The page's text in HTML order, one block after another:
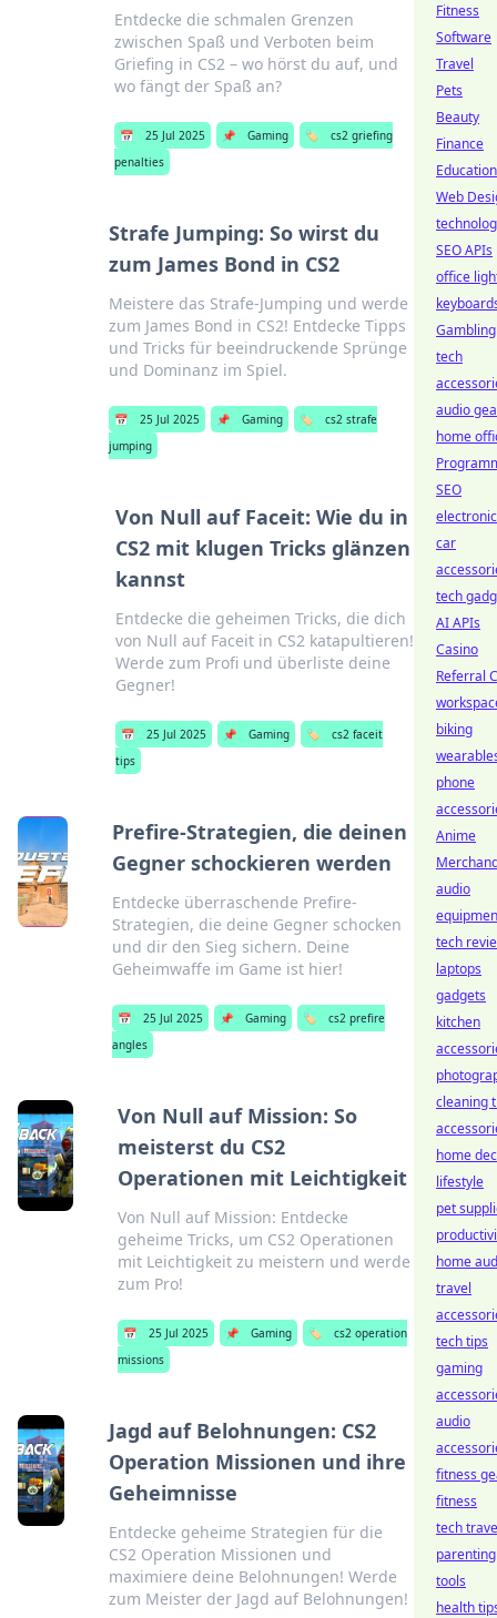
Entdecke die schmalen Grenzen
zwischen Spaß und Verboten beim
Griefing in CS2 – wo hörst du auf, und
wo fängt der Spaß an?
📅 25 Jul 2025 📌 Gaming 🏷️
cs2 griefing
penalties
Strafe Jumping: So wirst du
zum James Bond in CS2
Meistere das Strafe-Jumping und werde
zum James Bond in CS2! Entdecke Tipps
und Tricks für beeindruckende Sprünge
und Dominanz im Spiel.
📅 25 Jul 2025 📌 Gaming 🏷️
cs2 strafe
jumping
Von Null auf Faceit: Wie du in
CS2 mit klugen Tricks glänzen
kannst
Entdecke die geheimen Tricks, die dich
von Null auf Faceit in CS2 katapultieren!
Werde zum Profi und überliste deine
Gegner!
📅 25 Jul 2025 📌 Gaming 🏷️
cs2 faceit
tips
Prefire-Strategien, die deinen
Gegner schockieren werden
Entdecke überraschende Prefire-
Strategien, die deine Gegner schocken
und dir den Sieg sichern. Deine
Geheimwaffe im Game ist hier!
📅 25 Jul 2025 📌 Gaming 🏷️
cs2 prefire
angles
Von Null auf Mission: So
meisterst du CS2
Operationen mit Leichtigkeit
Von Null auf Mission: Entdecke
geheime Tricks, um CS2 Operationen
mit Leichtigkeit zu meistern und werde
zum Pro!
📅 25 Jul 2025 📌 Gaming 🏷️
cs2 operation
missions
Jagd auf Belohnungen: CS2
Operation Missionen und ihre
Geheimnisse
Entdecke geheime Strategien für die
CS2 Operation Missionen und
maximiere deine Belohnungen! Werde
zum Meister der Jagd auf Belohnungen!
Fitness
Software
Travel
Pets
Beauty
Finance
Education
Web
SEO APIs
office
Gambling
tech
audio
home
SEO
car
tech
AI APIs
Casino
Referral
biking
phone
Anime
audio
tech
laptops
gadgets
kitchen
cleaning
home
lifestyle
pet
home
travel
tech tips
gaming
audio
fitness
fitness
tech
parenting
tools
health